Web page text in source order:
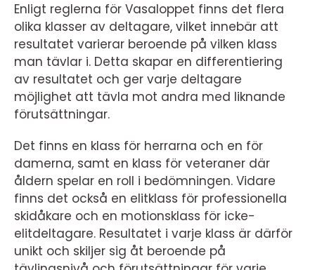
Enligt reglerna för Vasaloppet finns det flera
olika klasser av deltagare, vilket innebär att
resultatet varierar beroende på vilken klass
man tävlar i. Detta skapar en differentiering
av resultatet och ger varje deltagare
möjlighet att tävla mot andra med liknande
förutsättningar.
Det finns en klass för herrarna och en för
damerna, samt en klass för veteraner där
åldern spelar en roll i bedömningen. Vidare
finns det också en elitklass för professionella
skidåkare och en motionsklass för icke-
elitdeltagare. Resultatet i varje klass är därför
unikt och skiljer sig åt beroende på